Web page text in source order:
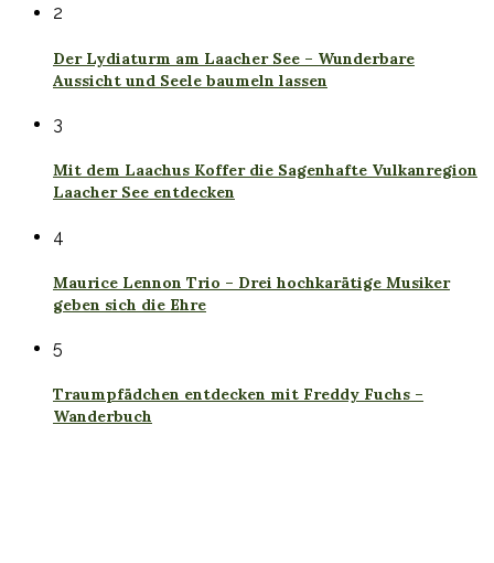
2
Der Lydiaturm am Laacher See – Wunderbare
Aussicht und Seele baumeln lassen
3
Mit dem Laachus Koffer die Sagenhafte Vulkanregion
Laacher See entdecken
4
Maurice Lennon Trio – Drei hochkarätige Musiker
geben sich die Ehre
5
Traumpfädchen entdecken mit Freddy Fuchs –
Wanderbuch